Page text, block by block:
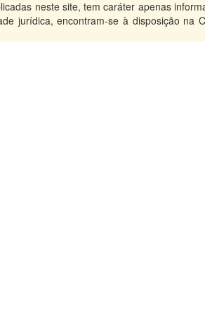
neste site, tem caráter apenas
jurídica, encontram-se à disposição na